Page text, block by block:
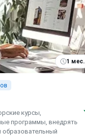
1 мес.
курсы,
программы, внедрять
образовательный